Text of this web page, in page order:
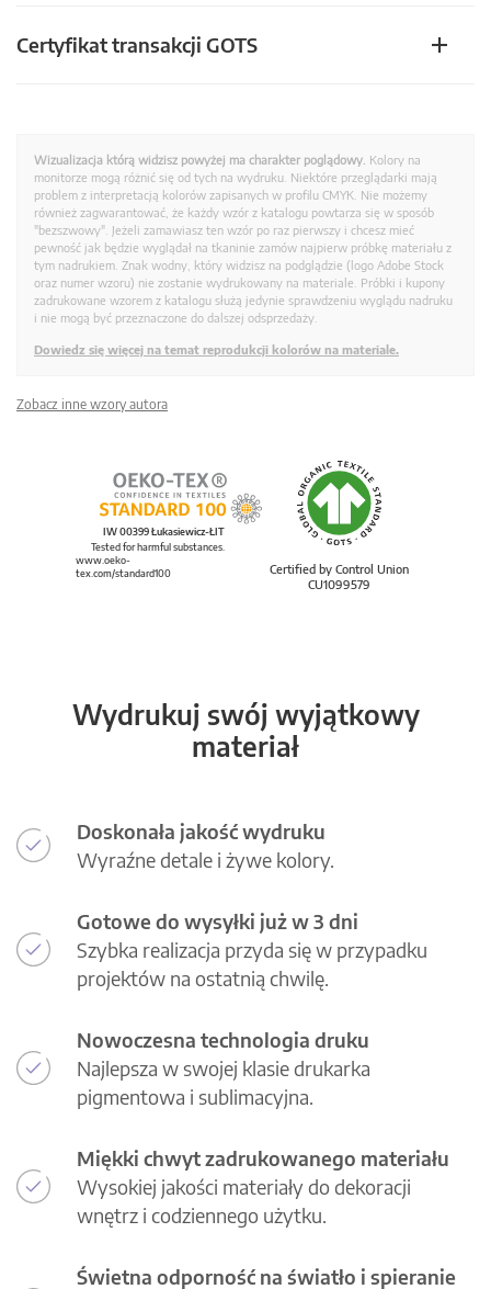
Certyfikat transakcji GOTS
Wizualizacja którą widzisz powyżej ma charakter poglądowy. Kolory na
monitorze mogą różnić się od tych na wydruku. Niektóre przeglądarki mają
problem z interpretacją kolorów zapisanych w profilu CMYK. Nie możemy
również zagwarantować, że każdy wzór z katalogu powtarza się w sposób
"bezszwowy". Jeżeli zamawiasz ten wzór po raz pierwszy i chcesz mieć
pewność jak będzie wyglądał na tkaninie zamów najpierw próbkę materiału z
tym nadrukiem. Znak wodny, który widzisz na podglądzie (logo Adobe Stock
oraz numer wzoru) nie zostanie wydrukowany na materiale. Próbki i kupony
zadrukowane wzorem z katalogu służą jedynie sprawdzeniu wyglądu nadruku
i nie mogą być przeznaczone do dalszej odsprzedaży.
Dowiedz się więcej na temat reprodukcji kolorów na materiale.
Zobacz inne wzory autora
Certified by Control Union
CU1099579
IW 00399 Łukasiewicz-ŁIT
Tested for harmful substances.
www.oeko-
tex.com/standard100
Wydrukuj swój wyjątkowy
materiał
Doskonała jakość wydruku
Wyraźne detale i żywe kolory.
Gotowe do wysyłki już w 3 dni
Szybka realizacja przyda się w przypadku
projektów na ostatnią chwilę.
Nowoczesna technologia druku
Najlepsza w swojej klasie drukarka
pigmentowa i sublimacyjna.
Miękki chwyt zadrukowanego materiału
Wysokiej jakości materiały do dekoracji
wnętrz i codziennego użytku.
Świetna odporność na światło i spieranie